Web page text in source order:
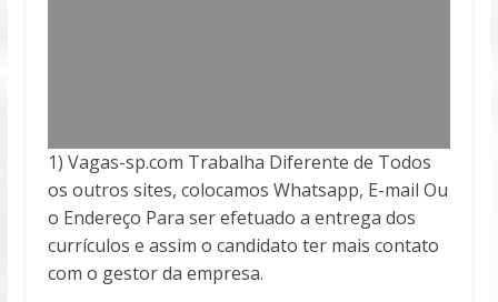
1) Vagas-sp.com Trabalha Diferente de Todos
os outros sites, colocamos Whatsapp, E-mail Ou
o Endereço Para ser efetuado a entrega dos
currículos e assim o candidato ter mais contato
com o gestor da empresa.